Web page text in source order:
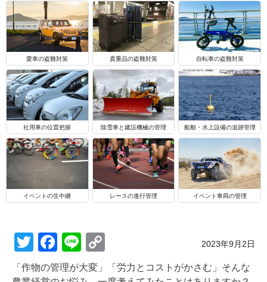
愛車の盗難対策 貴重品の盗難対策 自転車の盗難対策
社用車の位置把握 除雪車と建設機械の管理 船舶・水上設備の追跡管理
イベントの生中継 レースの進行管理 イベント車両の管理
2023年9月2日
T
wi
F
a
Li
n
o
「作物の管理が大変」「労力とコストがかさむ」そんな